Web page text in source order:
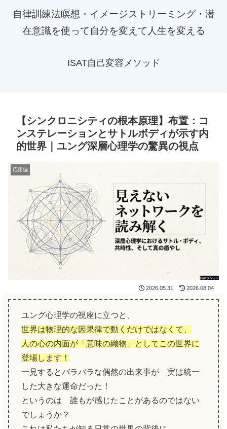
自律訓練法瞑想・イメージストリーミング・潜
在意識を使って自分を変えて人生を変える
ISAT自己変容メソッド
【シンクロニシティの根本原理】布置：コ
ンステレーションとサトルボディが示す内
的世界｜ユング深層心理学の驚異の視点
応用編
2026.05.31 2026.08.04
ユング心理学の視座に立つと、
世界は物理的な因果律で動くだけではなくて、
人の心の内面が「意味の織物」としてこの世界に
登場します！
一見するとバラバラな偶然の出来事が 実は統一
した大きな運命だった！
というのは 誰もが感じたことがあるのではない
でしょうか？